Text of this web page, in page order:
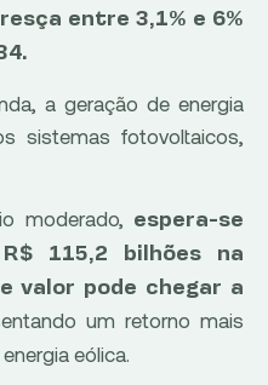
entre 3,1% e 6%
a geração de energia
sistemas fotovoltaicos,
moderado, espera-se
115,2 bilhões na
valor pode chegar a
um retorno mais
eólica.